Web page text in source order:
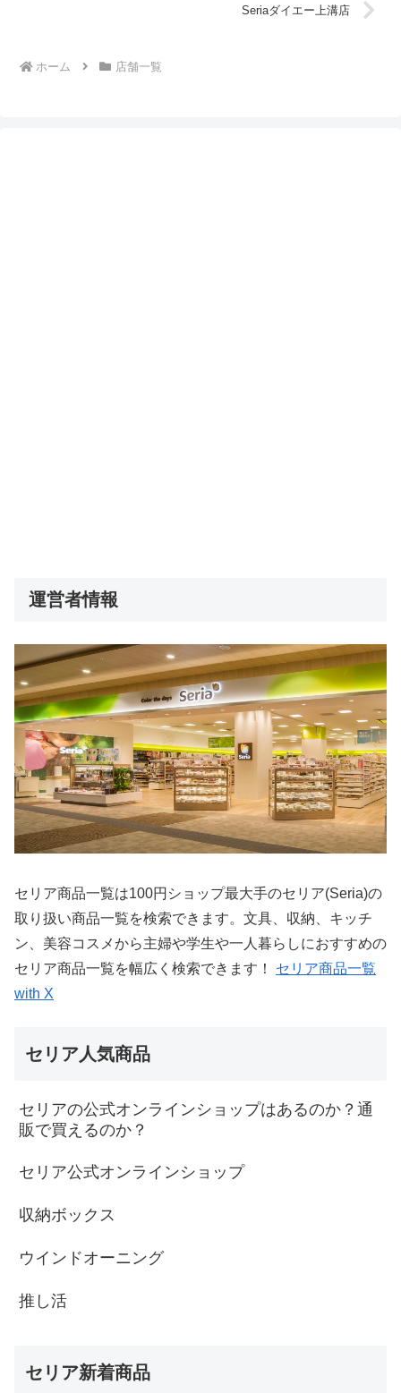
Seriaダイエー上溝店
ホーム 店舗一覧
運営者情報
セリア商品一覧は100円ショップ最大手のセリア(Seria)の
取り扱い商品一覧を検索できます。文具、収納、キッチ
ン、美容コスメから主婦や学生や一人暮らしにおすすめの
セリア商品一覧を幅広く検索できます！ セリア商品一覧
with X
セリア人気商品
セリアの公式オンラインショップはあるのか？通
販で買えるのか？
セリア公式オンラインショップ
収納ボックス
ウインドオーニング
推し活
セリア新着商品